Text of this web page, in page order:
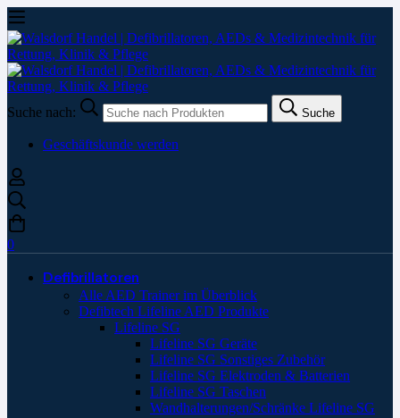
Suche nach: Suche
Geschäftskunde werden
0
Defibrillatoren
Alle AED Trainer im Überblick
Defibtech Lifeline AED Produkte
Lifeline SG
Lifeline SG Geräte
Lifeline SG Sonstiges Zubehör
Lifeline SG Elektroden & Batterien
Lifeline SG Taschen
Wandhalterungen/Schränke Lifeline SG